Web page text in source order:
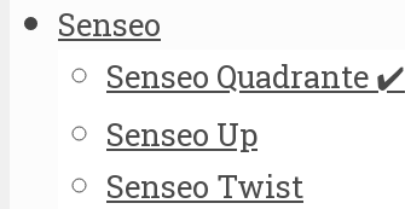
Senseo
Senseo Quadrante ✔️
Senseo Up
Senseo Twist